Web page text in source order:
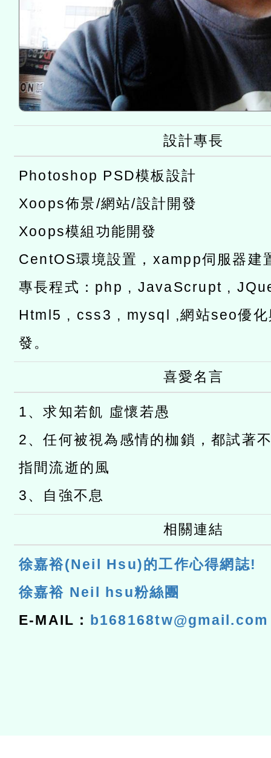
設計專長
Photoshop PSD模板設計
Xoops佈景/網站/設計開發
Xoops模組功能開發
CentOS環境設置，xampp伺服器建
專長程式：php , JavaScrupt ,
Html5 , css3 , mysql ,網站seo優化
發。
喜愛名言
1、求知若飢 虛懷若愚
2、任何被視為感情的枷鎖，都試著
指間流逝的風
3、自強不息
相關連結
徐嘉裕(Neil Hsu)的工作心得網誌!
徐嘉裕 Neil hsu粉絲團
E-MAIL： b168168tw@gmail.com